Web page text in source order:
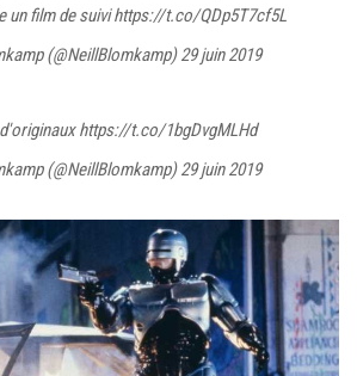
un film de suivi https://t.co/QDp5T7cf5L
(@NeillBlomkamp)29 juin 2019
d'originaux https://t.co/1bgDvgMLHd
(@NeillBlomkamp)29 juin 2019